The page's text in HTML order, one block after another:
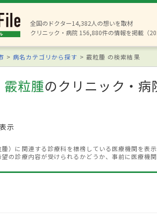
全国のドクター14,382人の想いを取材
クリニック・病院 156,880件の情報を掲載（
病名カテゴリから探す 霰粒腫 の検索結果
粒腫のクリニック・病
示
）に関連する診療科を標榜している医療機関を表
の診療内容が受けられるかどうか、事前に医療機関